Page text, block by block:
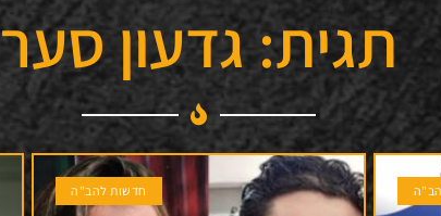
תגית: גדעון סער
חדשות להב"ה